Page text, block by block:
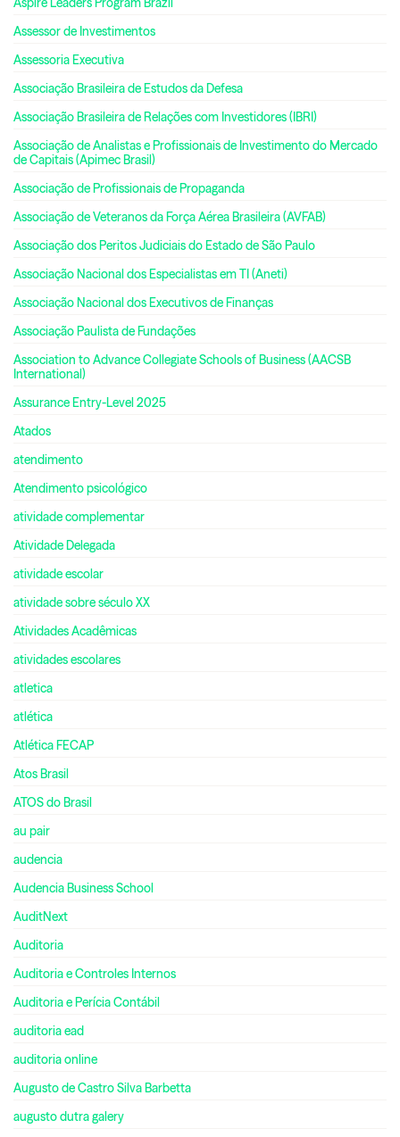
Assessor de Investimentos
Assessoria Executiva
Associação Brasileira de Estudos da Defesa
Associação Brasileira de Relações com Investidores (IBRI)
Associação de Analistas e Profissionais de Investimento do Mercado
de Capitais (Apimec Brasil)
Associação de Profissionais de Propaganda
Associação de Veteranos da Força Aérea Brasileira (AVFAB)
Associação dos Peritos Judiciais do Estado de São Paulo
Associação Nacional dos Especialistas em TI (Aneti)
Associação Nacional dos Executivos de Finanças
Associação Paulista de Fundações
Association to Advance Collegiate Schools of Business (AACSB
International)
Assurance Entry-Level 2025
Atados
atendimento
Atendimento psicológico
atividade complementar
Atividade Delegada
atividade escolar
atividade sobre século XX
Atividades Acadêmicas
atividades escolares
atletica
atlética
Atlética FECAP
Atos Brasil
ATOS do Brasil
au pair
audencia
Audencia Business School
AuditNext
Auditoria
Auditoria e Controles Internos
Auditoria e Perícia Contábil
auditoria ead
auditoria online
Augusto de Castro Silva Barbetta
augusto dutra galery